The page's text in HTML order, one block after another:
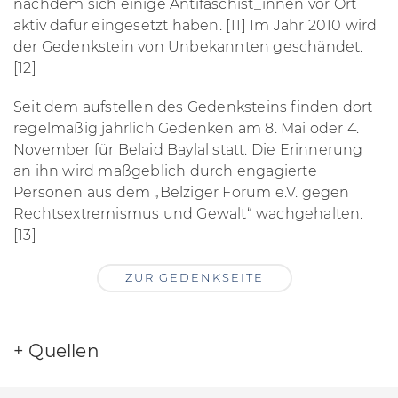
nachdem sich einige Antifaschist_innen vor Ort
aktiv dafür eingesetzt haben. [11] Im Jahr 2010 wird
der Gedenkstein von Unbekannten geschändet.
[12]
Seit dem aufstellen des Gedenksteins finden dort
regelmäßig jährlich Gedenken am 8. Mai oder 4.
November für Belaid Baylal statt. Die Erinnerung
an ihn wird maßgeblich durch engagierte
Personen aus dem „Belziger Forum e.V. gegen
Rechtsextremismus und Gewalt“ wachgehalten.
[13]
ZUR GEDENKSEITE
+ Quellen